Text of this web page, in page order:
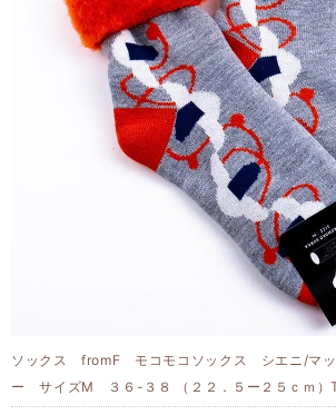
ソックス fromF モコモコソックス シエニ/マ
ー サイズM ３６-３８ （２２．５ー２５ｃｍ）